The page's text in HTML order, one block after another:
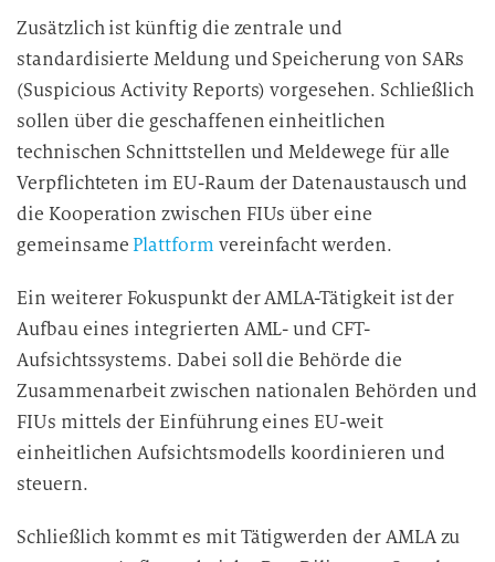
Zusätzlich ist künftig die zentrale und
standardisierte Meldung und Speicherung von SARs
(Suspicious Activity Reports) vorgesehen. Schließlich
sollen über die geschaffenen einheitlichen
technischen Schnittstellen und Meldewege für alle
Verpflichteten im EU-Raum der Datenaustausch und
die Kooperation zwischen FIUs über eine
gemeinsamePlattform vereinfacht werden.
Ein weiterer Fokuspunkt der AMLA-Tätigkeit ist der
Aufbau eines integrierten AML- und CFT-
Aufsichtssystems. Dabei soll die Behörde die
Zusammenarbeit zwischen nationalen Behörden und
FIUs mittels der Einführung eines EU-weit
einheitlichen Aufsichtsmodells koordinieren und
steuern.
Schließlich kommt es mit Tätigwerden der AMLA zu